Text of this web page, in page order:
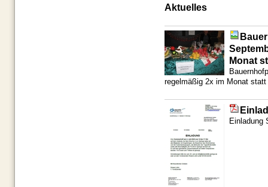
Aktuelles
Monat
regelmäßig 2x im Monat statt
Einladung